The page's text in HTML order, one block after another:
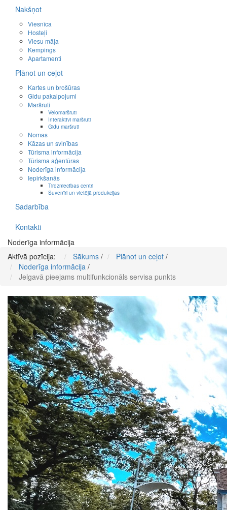
Nakšņot
Viesnīca
Hosteļi
Viesu māja
Kempings
Apartamenti
Plānot un ceļot
Kartes un brošūras
Gidu pakalpojumi
Maršruti
Velomaršruti
Interaktīvi maršruti
Gidu maršruti
Nomas
Kāzas un svinības
Tūrisma informācija
Tūrisma aģentūras
Noderīga informācija
Iepirkšanās
Tirdzniecības centri
Suvenīri un vietējā produkcijas
Sadarbība
Kontakti
Noderīga informācija
Aktīvā pozīcija:
Sākums / Plānot un ceļot /
Noderīga informācija /
Jelgavā pieejams multifunkcionāls servisa punkts